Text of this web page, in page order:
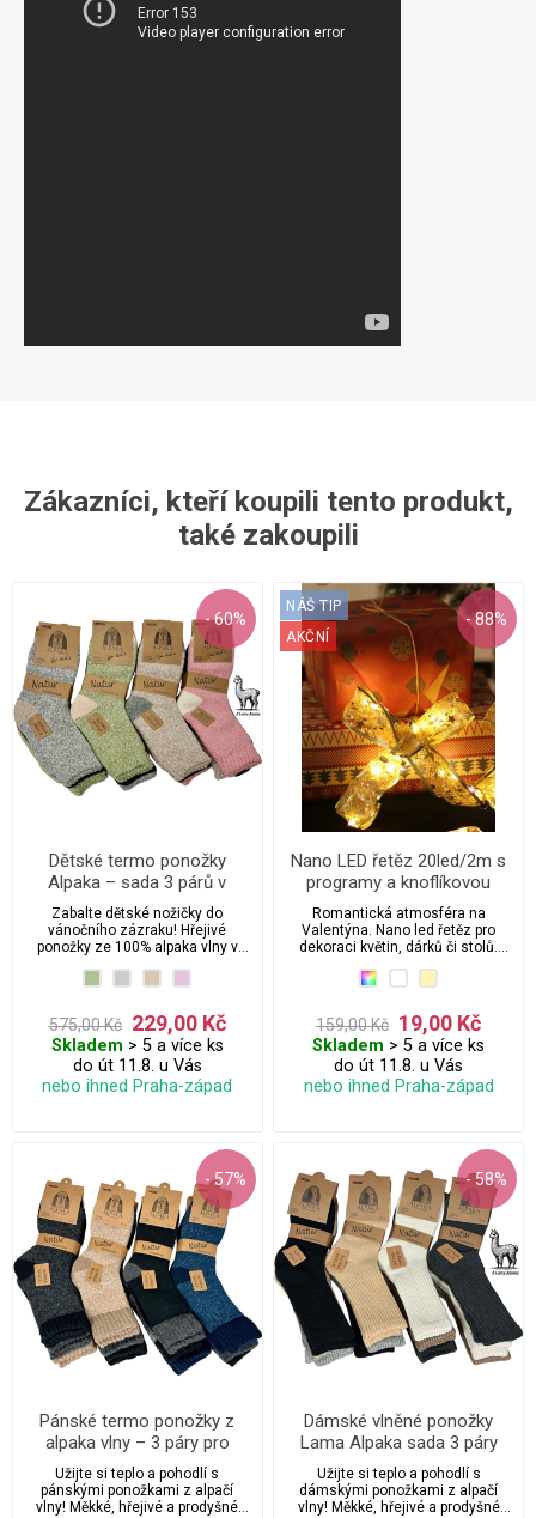
Zákazníci, kteří koupili tento produkt,
také zakoupili
- 60%
Dětské termo ponožky
Alpaka – sada 3 párů v
pastelových barvách
Zabalte dětské nožičky do
vánočního zázraku! Hřejivé
ponožky ze 100% alpaka vlny v
která nejen zahřeje, ale vykouzlí i
úsměv pod stromečkem. Ať už
staví sněhuláka, nebo odpočívají
u pohádky, s těmito ponožkami
bude každý krok jako v obláčku.
Perfektní dárek pro malé
575,00 Kč 229,00 Kč
Skladem > 5 a více ks
do út 11.8. u Vás
nebo ihned Praha-západ
- 88%
NÁŠ TIP
AKČNÍ
Nano LED řetěz 20led/2m s
programy a knoflíkovou
baterií
Romantická atmosféra na
Valentýna. Nano led řetěz pro
dekoraci květin, dárků či stolů.
Baterie jsou již v ceně osvětlení a
159,00 Kč 19,00 Kč
Skladem > 5 a více ks
do út 11.8. u Vás
nebo ihned Praha-západ
- 57%
Pánské termo ponožky z
alpaka vlny – 3 páry pro
zimní pohodu
Užijte si teplo a pohodlí s
pánskými ponožkami z alpačí
vlny! Měkké, hřejivé a prodyšné
- 58%
Dámské vlněné ponožky
Lama Alpaka sada 3 páry
Užijte si teplo a pohodlí s
dámskými ponožkami z alpačí
vlny! Měkké, hřejivé a prodyšné